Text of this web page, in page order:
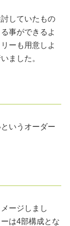
していたもの
事ができるよ
ーも用意しよ
ました。
いうオーダー
ージしまし
は4部構成とな